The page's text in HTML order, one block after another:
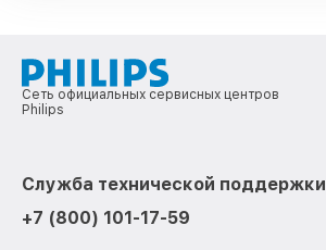
Сеть официальных сервисных центров
Philips
Служба технической поддержки
+7 (800) 101-17-59